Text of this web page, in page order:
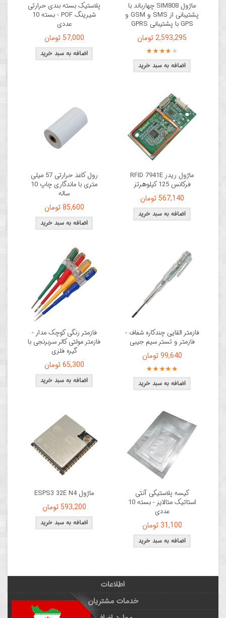
ماژول SIM808 چهارباند با
پشتیبانی از SMS و GSM و
GPS با پشتیبانی GPRS
2,593,295 تومان
پلاستیک بسته بندی حرارتی
شیرینگ POF - بسته 10
عددی
57,000 تومان
ماژول ریدر RFID 7941E
فرکانس 125 کیلوهرتز
567,140 تومان
رول کاغذ حرارتی 57 میلی‌
متری با ماندگاری چاپ 10
ساله
85,600 تومان
فازمتر القایی چندکاره شفاف -
فازمتر و تستر سیم جیبی
99,640 تومان
فازمتر رنگی کوچک مدار -
فازمتر مولتی کالر سربرنجی با
گیره فلزی
65,300 تومان
کیسه پلاستیکی آنتی
استاتیک متالایز - بسته 10
عددی
31,100 تومان
ماژول ESPS3 32E N4
593,200 تومان
اطلاعات
خدمات مشتریان